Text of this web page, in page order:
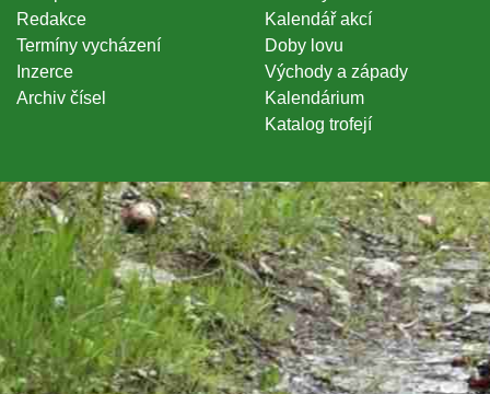
Redakce
Termíny vycházení
Inzerce
Archiv čísel
Kalendář akcí
Doby lovu
Východy a západy
Kalendárium
Katalog trofejí